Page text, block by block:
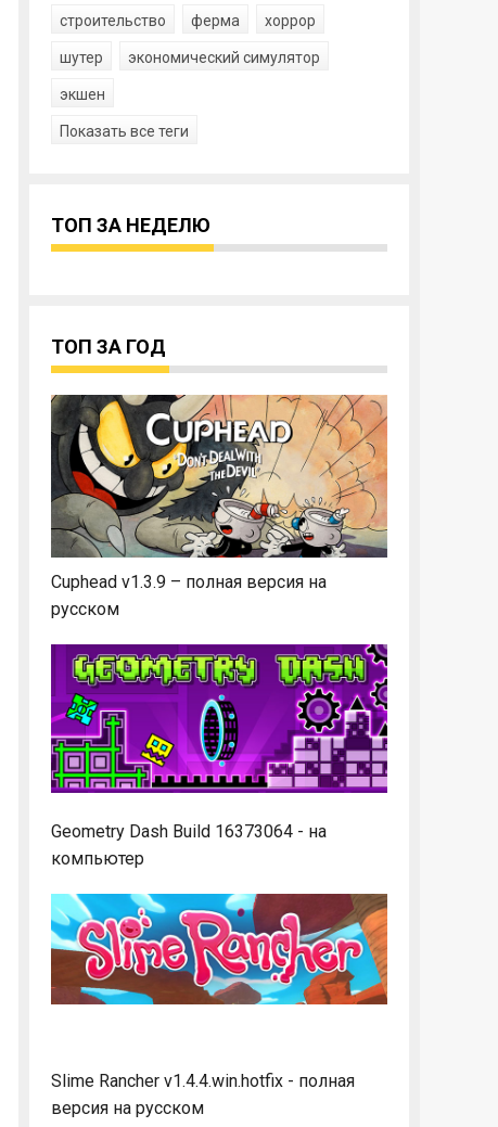
строительство ферма хоррор
шутер экономический симулятор
экшен
Показать все теги
ТОП ЗА НЕДЕЛЮ
ТОП ЗА ГОД
Cuphead v1.3.9 – полная версия на
русском
Geometry Dash Build 16373064 - на
компьютер
Slime Rancher v1.4.4.win.hotfix - полная
версия на русском